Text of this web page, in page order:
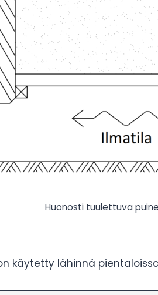
Huonosti tuulettuva
käytetty lähinnä